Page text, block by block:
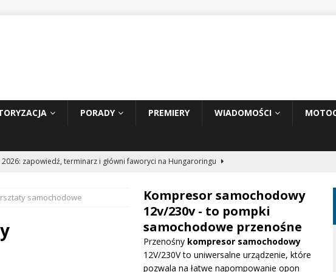
PORADY PREMIERY WIADOMOŚCI
2026: zapowiedź, terminarz i główni faworyci na Hungaroringu
2: Tom Cruise wraca za kierownicę NASCAR
WIADOMOŚCI
dużą aktualizację na GP Węgier i testuje skrzydło Macarena
samochodowe
Kompresor samochodowy
12v/230v - to pompki
samochodowe przenośne
Przenośny kompresor samochodowy
12V/230V to uniwersalne urządzenie, które
pozwala na łatwe napompowanie opon